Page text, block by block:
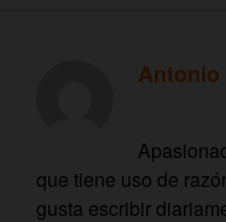
Antonio
que tiene uso de
gusta escribir